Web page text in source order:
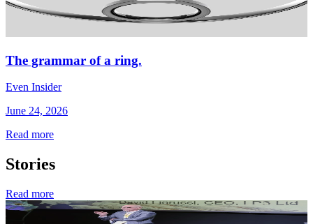
The grammar of a ring.
Even Insider
June 24, 2026
Read more
Stories
Read more